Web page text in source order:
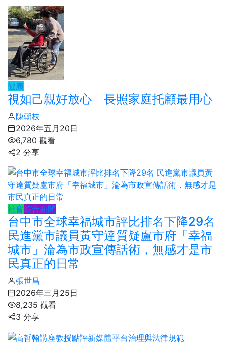
健康
視如己親好放心 長照家庭托顧最用心
陳朝枝
2026年五月20日
6,780 觀看
2 分享
社會綜合新聞
台中市全球幸福城市評比排名下降29名
民進黨市議員黃守達質疑盧市府「幸福
城市」淪為市政宣傳話術，無感才是市
民真正的日常
張世昌
2026年三月25日
8,235 觀看
3 分享